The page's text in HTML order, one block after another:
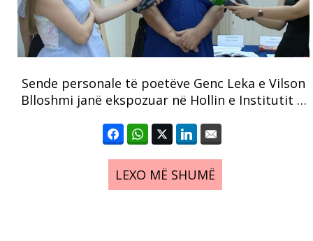
Sende personale të poetëve Genc Leka e Vilson
Blloshmi janë ekspozuar në Hollin e Institutit …
LEXO MË SHUMË